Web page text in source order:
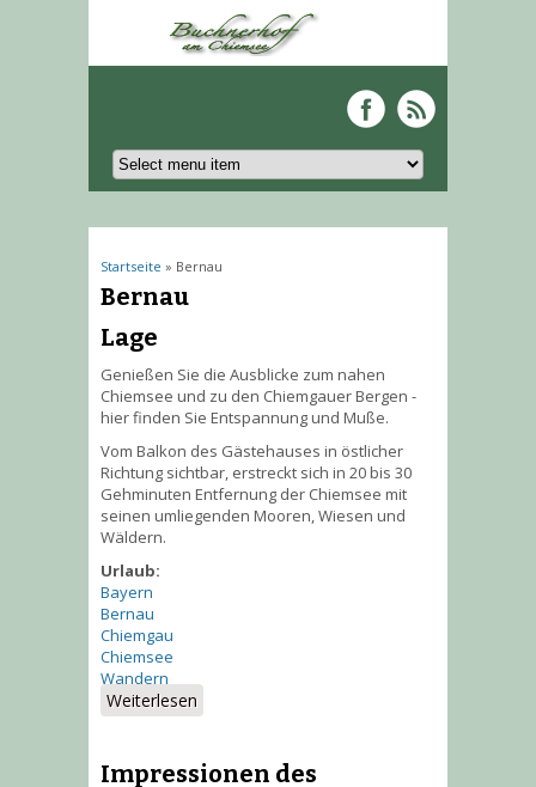
Sie sind hier
Startseite » Bernau
Bernau
Lage
Genießen Sie die Ausblicke zum nahen
Chiemsee und zu den Chiemgauer Bergen -
hier finden Sie Entspannung und Muße.
Vom Balkon des Gästehauses in östlicher
Richtung sichtbar, erstreckt sich in 20 bis 30
Gehminuten Entfernung der Chiemsee mit
seinen umliegenden Mooren, Wiesen und
Wäldern.
Urlaub:
Bayern
Bernau
Chiemgau
Chiemsee
Wandern
Weiterlesen
Impressionen des